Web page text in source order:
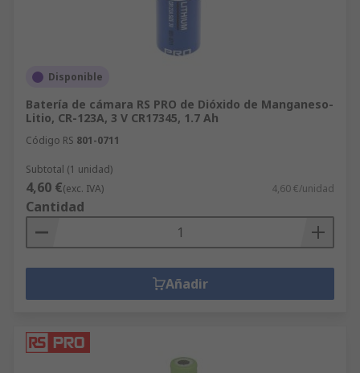
Disponible
Batería de cámara RS PRO de Dióxido de Manganeso-
Litio, CR-123A, 3 V CR17345, 1.7 Ah
Código RS 801-0711
Subtotal (1 unidad)
4,60 €(exc. IVA) 4,60 €/unidad
Cantidad
Añadir